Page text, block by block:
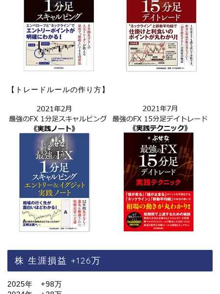
【トレードルールの作り方】
株 生涯損益 +126万
2025年 +98万